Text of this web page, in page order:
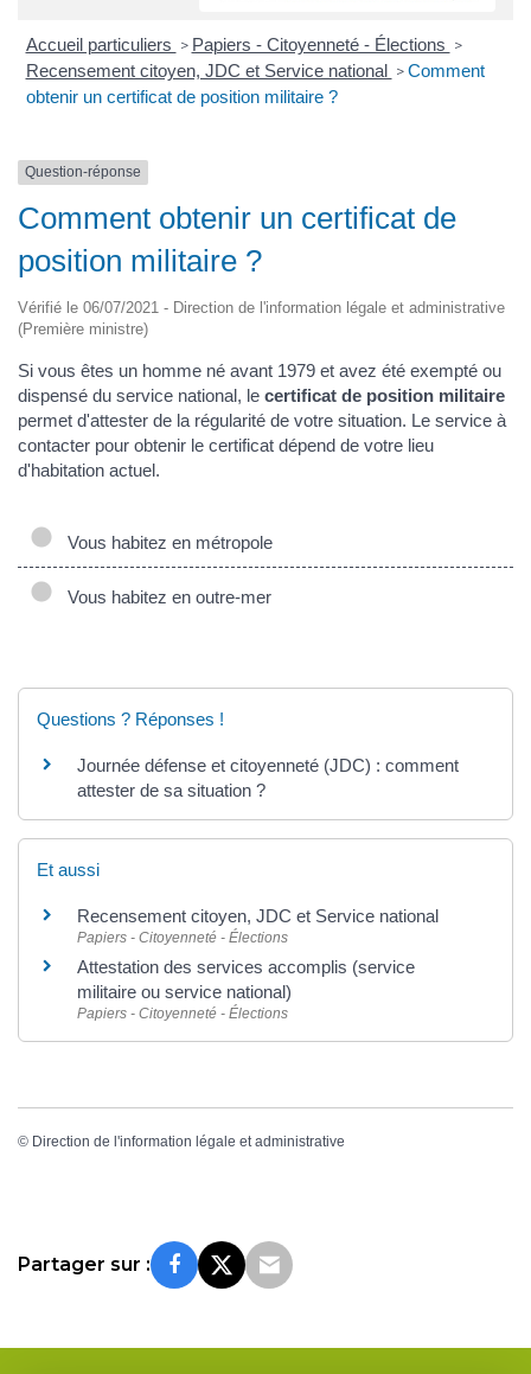
Accueil particuliers > Papiers - Citoyenneté - Élections >
Recensement citoyen, JDC et Service national > Comment
obtenir un certificat de position militaire ?
Question-réponse
Comment obtenir un certificat de
position militaire ?
Vérifié le 06/07/2021 - Direction de l'information légale et administrative
(Première ministre)
Si vous êtes un homme né avant 1979 et avez été exempté ou
dispensé du service national, le certificat de position militaire
permet d'attester de la régularité de votre situation. Le service à
contacter pour obtenir le certificat dépend de votre lieu
d'habitation actuel.
Vous habitez en métropole
Vous habitez en outre-mer
Questions ? Réponses !
Journée défense et citoyenneté (JDC) : comment
attester de sa situation ?
Et aussi
Recensement citoyen, JDC et Service national
Papiers - Citoyenneté - Élections
Attestation des services accomplis (service
militaire ou service national)
Papiers - Citoyenneté - Élections
© Direction de l'information légale et administrative
Partager sur :